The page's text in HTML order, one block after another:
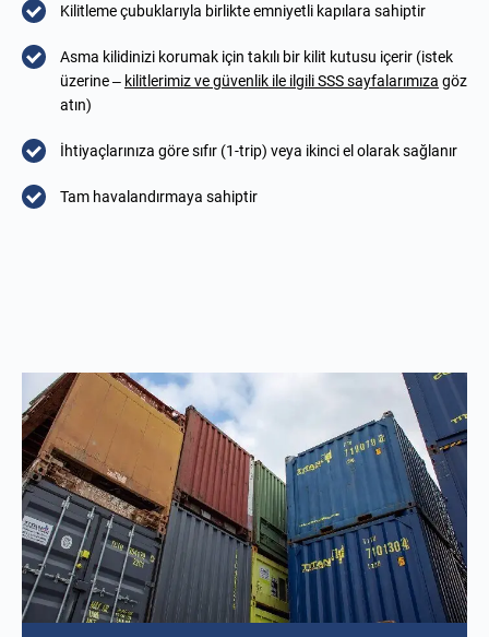
Kilitleme çubuklarıyla birlikte emniyetli kapılara sahiptir
Asma kilidinizi korumak için takılı bir kilit kutusu içerir (istek
üzerine – kilitlerimiz ve güvenlik ile ilgili SSS sayfalarımıza göz
atın)
İhtiyaçlarınıza göre sıfır (1-trip) veya ikinci el olarak sağlanır
Tam havalandırmaya sahiptir